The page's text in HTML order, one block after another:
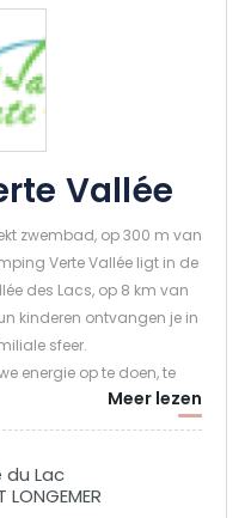
Vallée
zwembad, op 300 m van
Verte Vallée ligt in de
des Lacs, op 8 km van
kinderen ontvangen je in
sfeer.
energie op te doen, te
natuur. Of je nu komt met
een van onze bijzondere
meer dan welkom! Tot
Meer lezen
du Lac